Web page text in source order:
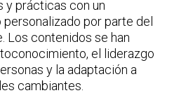
y prácticas con un
por parte del
Los contenidos se han
el liderazgo
y la adaptación a
cambiantes.